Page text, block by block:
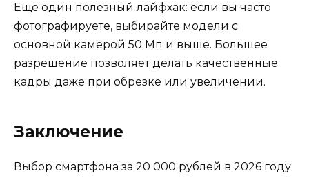
Ещё один полезный лайфхак: если вы часто
фотографируете, выбирайте модели с
основной камерой 50 Мп и выше. Большее
разрешение позволяет делать качественные
кадры даже при обрезке или увеличении.
Заключение
Выбор смартфона за 20 000 рублей в 2026 году